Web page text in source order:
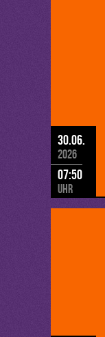
30.06.
2026
07:50
Uhr